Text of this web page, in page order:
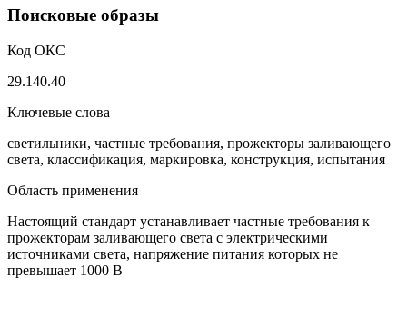
Поисковые образы
Код ОКС
29.140.40
Ключевые слова
светильники, частные требования, прожекторы заливающего
света, классификация, маркировка, конструкция, испытания
Область применения
Настоящий стандарт устанавливает частные требования к
прожекторам заливающего света с электрическими
источниками света, напряжение питания которых не
превышает 1000 В